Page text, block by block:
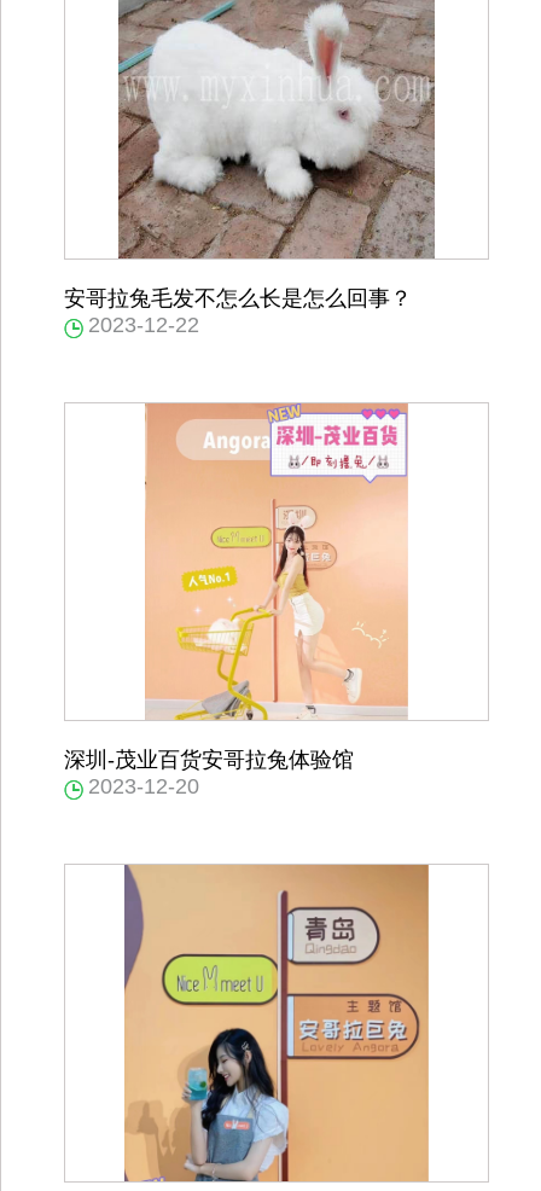
安哥拉兔毛发不怎么长是怎么回事？
2023-12-22
深圳-茂业百货安哥拉兔体验馆
2023-12-20